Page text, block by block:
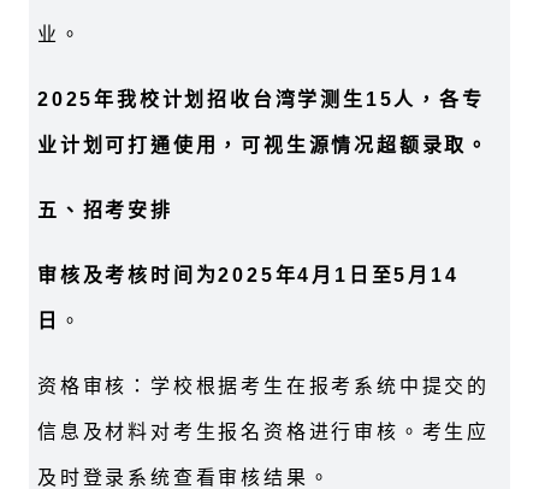
业。
2025年我校计划招收台湾学测生15人，各专
业计划可打通使用，可视生源情况超额录取。
五、招考安排
审核及考核时间为2025年4月1日至5月14
日 。
资格审核：学校根据考生在报考系统中提交的
信息及材料对考生报名资格进行审核。考生应
及时登录系统查看审核结果。